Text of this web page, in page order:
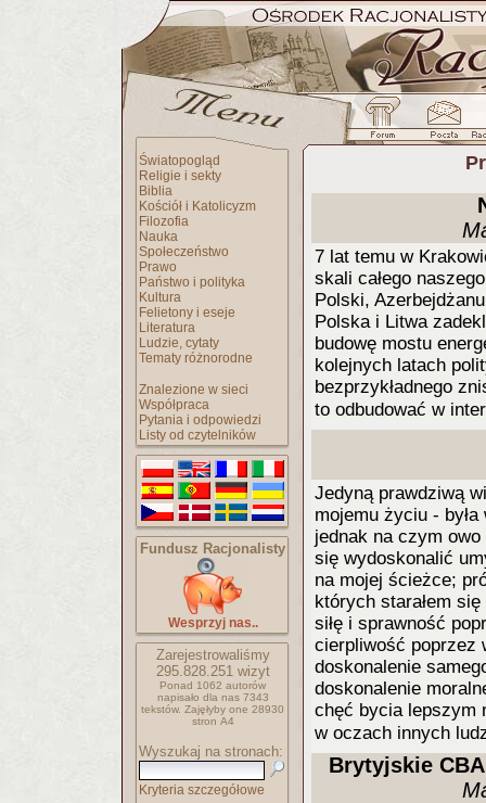
Światopogląd
Religie i sekty
Biblia
Kościół i Katolicyzm
Filozofia
Nauka
Społeczeństwo
Prawo
Państwo i polityka
Kultura
Felietony i eseje
Literatura
Ludzie, cytaty
Tematy różnorodne
Znalezione w sieci
Współpraca
Pytania i odpowiedzi
Listy od czytelników
Fundusz Racjonalisty
Wesprzyj nas..
Zarejestrowaliśmy
295.828.251wizyt
Ponad 1062 autorów
napisało dla nas 7343
tekstów. Zajęłyby one 28930
stron A4
Wyszukaj na stronach:
Kryteria szczegółowe
7 lat temu w
skali całego
Polski,
Polska i Litwa
budowę mostu
kolejnych latach
bezprzykładnego
to odbudować w
Jedyną prawdziwą
mojemu życiu -
jednak na czym owo
się wydoskonalić
na mojej ścieżce;
których starałem
siłę i sprawność
cierpliwość poprzez
doskonalenie
doskonalenie
chęć bycia lepszym
w oczach innych
Brytyjskie